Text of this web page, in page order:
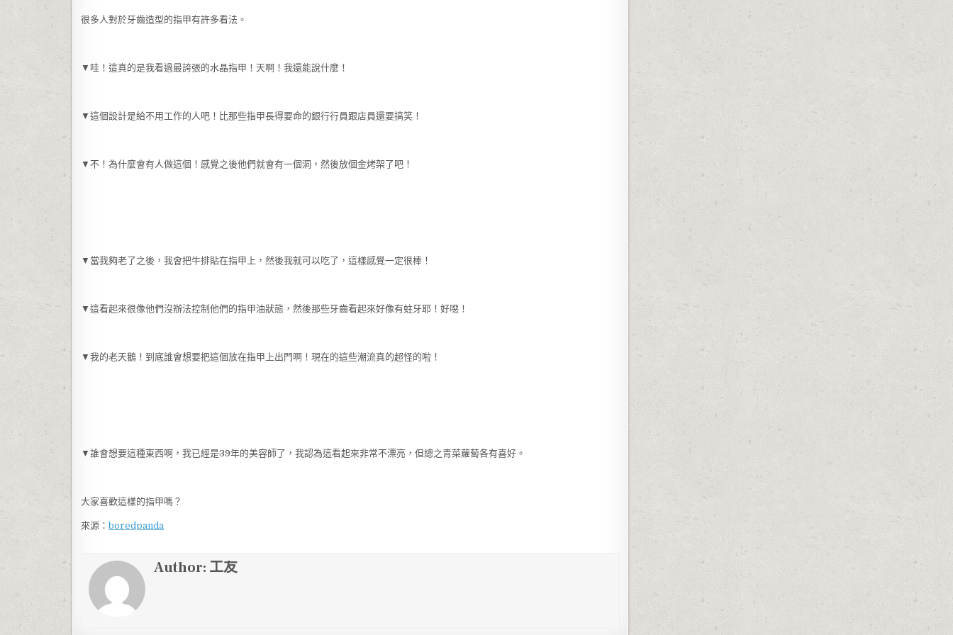
很多人對於牙齒造型的指甲有許多看法。
▼哇！這真的是我看過最誇張的水晶指甲！天啊！我還能說什麼！
▼這個設計是給不用工作的人吧！比那些指甲長得要命的銀行行員跟店員還要搞笑！
▼不！為什麼會有人做這個！感覺之後他們就會有一個洞，然後放個金烤架了吧！
▼當我夠老了之後，我會把牛排貼在指甲上，然後我就可以吃了，這樣感覺一定很棒！
▼這看起來很像他們沒辦法控制他們的指甲油狀態，然後那些牙齒看起來好像有蛀牙耶！好噁！
▼我的老天鵝！到底誰會想要把這個放在指甲上出門啊！現在的這些潮流真的超怪的啦！
▼誰會想要這種東西啊，我已經是39年的美容師了，我認為這看起來非常不漂亮，但總之青菜蘿蔔各有喜好。
大家喜歡這樣的指甲嗎？
來源：boredpanda
Author: 工友